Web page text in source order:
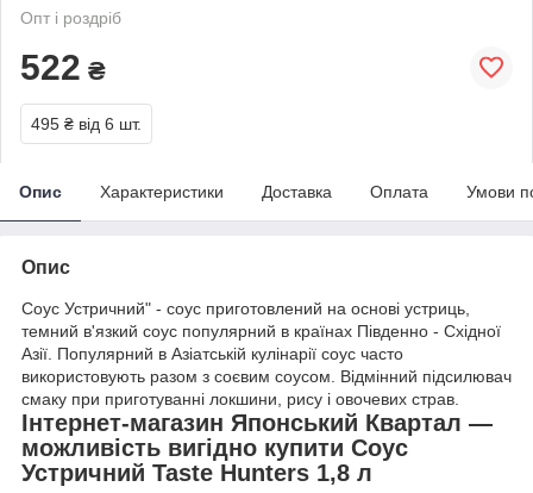
Опт і роздріб
522 ₴
495 ₴ від 6 шт.
Опис Характеристики Доставка Оплата Умови
Опис
Соус Устричний" - соус приготовлений на основі устриць,
темний в'язкий соус популярний в країнах Південно - Східної
Азії. Популярний в Азіатській кулінарії соус часто
використовують разом з соєвим соусом. Відмінний підсилювач
смаку при приготуванні локшини, рису і овочевих страв.
Інтернет-магазин Японський Квартал —
можливість вигідно купити Соус
Устричний Taste Hunters 1,8 л